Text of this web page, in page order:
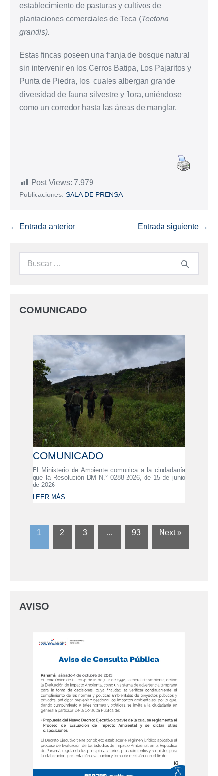
establecimiento de pasturas y cultivos de
plantaciones comerciales de Teca (Tectona
grandis).
Estas fincas poseen una franja de bosque natural
sin intervenir en los Cerros Batipa, Los Pajaritos y
Punta de Piedra, los cuales albergan grande
diversidad de fauna silvestre y flora, uniéndose
como un corredor hasta las áreas de manglar.
Post Views: 7.979
Publicaciones: SALA DE PRENSA
← Entrada anterior Entrada siguiente →
COMUNICADO
COMUNICADO
El Ministerio de Ambiente comunica a la ciudadanía
que la Resolución DM N.° 0288-2026, de 15 de junio
de 2026
LEER MÁS
1 2 3 … 93 Next »
AVISO